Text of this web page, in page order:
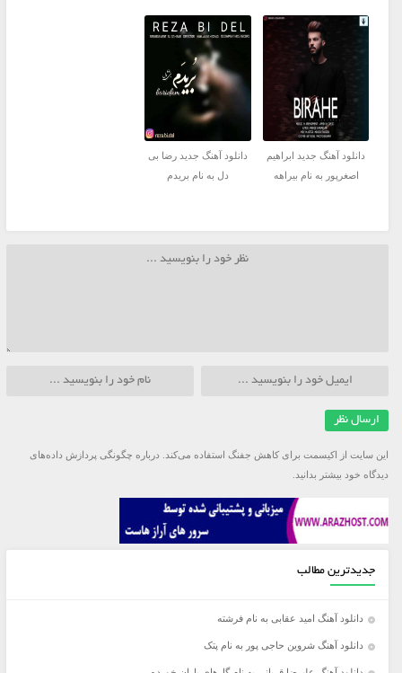
دانلود آهنگ جدید ابراهیم
اصغرپور به نام بیراهه
دانلود آهنگ جدید رضا بی
دل به نام بریدم
این سایت از اکیسمت برای کاهش جفنگ استفاده می‌کند. درباره چگونگی پردازش داده‌های
دیدگاه خود بیشتر بدانید.
جدیدترین مطالب
دانلود آهنگ امید عقابی به نام فرشته
دانلود آهنگ شروین حاجی پور به نام پتک